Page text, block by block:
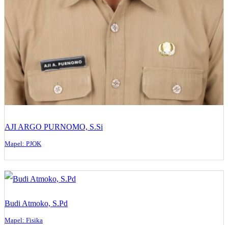
AJI ARGO PURNOMO, S.Si
Mapel: PJOK
Budi Atmoko, S.Pd
Mapel: Fisika